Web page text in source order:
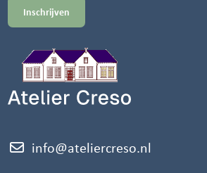
info@ateliercreso.nl